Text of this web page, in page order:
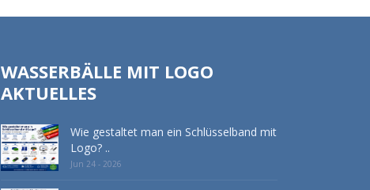
WASSERBÄLLE MIT LOGO
AKTUELLES
Wie gestaltet man ein Schlüsselband mit
Logo? ..
Jun 24 - 2026